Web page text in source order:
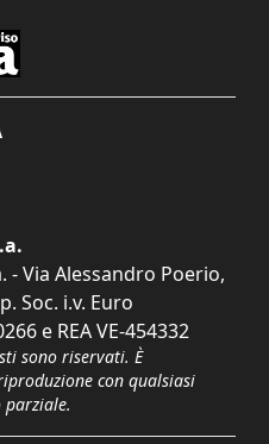
- Via Alessandro Poerio,
Soc. i.v. Euro
e REA VE-454332
sono riservati. È
con qualsiasi